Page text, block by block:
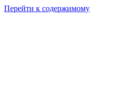
Перейти к содержимому